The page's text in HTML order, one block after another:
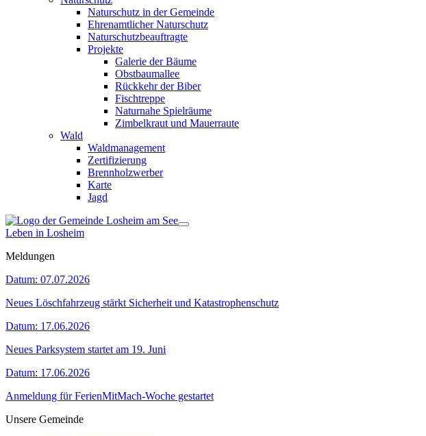
Naturschutz in der Gemeinde
Ehrenamtlicher Naturschutz
Naturschutzbeauftragte
Projekte
Galerie der Bäume
Obstbaumallee
Rückkehr der Biber
Fischtreppe
Naturnahe Spielräume
Zimbelkraut und Mauerraute
Wald
Waldmanagement
Zertifizierung
Brennholzwerber
Karte
Jagd
Leben in Losheim
Meldungen
Datum: 07.07.2026
Neues Löschfahrzeug stärkt Sicherheit und Katastrophenschutz
Datum: 17.06.2026
Neues Parksystem startet am 19. Juni
Datum: 17.06.2026
Anmeldung für FerienMitMach-Woche gestartet
Unsere Gemeinde